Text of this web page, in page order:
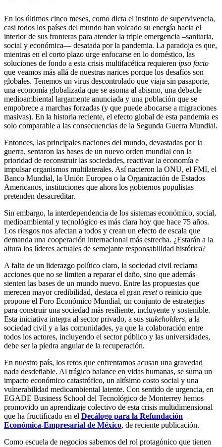
En los últimos cinco meses, como dicta el instinto de supervivencia,
casi todos los países del mundo han volcado su energía hacia el
interior de sus fronteras para atender la triple emergencia –sanitaria,
social y económica— desatada por la pandemia. La paradoja es que,
mientras en el corto plazo urge enfocarse en lo doméstico, las
soluciones de fondo a esta crisis multifacética requieren ipso facto
que veamos más allá de nuestras narices porque los desafíos son
globales. Tenemos un virus descontr­olado que viaja sin pasaporte,
una economía globalizada que se asoma al abismo, una debacle
medioambiental largamente anunciada y una población que se
empobrece a marchas forzadas (y que puede abocarse a migraciones
masivas). En la historia reciente, el efecto global de esta pandemia es
solo comparable a las consecuencias de la Segunda Guerra Mundial.
Entonces, las principales naciones del mundo, devastadas por la
guerra, sentaron las bases de un nuevo orden mundial con la
prioridad de reconstruir las sociedades, reactivar la economía e
impulsar organismos multilaterales. Así nacieron la ONU, el FMI, el
Banco Mundial, la Unión Europea o la Organización de Estados
Americanos, instituciones que ahora los gobiernos populistas
pretenden desacreditar.
Sin embargo, la interdependencia de los sistemas económico, social,
medioambiental y tecnológico es más clara hoy que hace 75 años.
Los riesgos nos afectan a todos y crean un efecto de escala que
demanda una cooperación internacional más estrecha. ¿Estarán a la
altura los líderes actuales de semejante responsabilidad histórica?
A falta de un liderazgo político claro, la sociedad civil reclama
acciones que no se limiten a reparar el daño, sino que además
sienten las bases de un mundo nuevo. Entre las propuestas que
merecen mayor credibilidad, destaca el gran reseto reinicio que
propone el Foro Económico Mundial, un conjunto de estrategias
para construir una sociedad más resiliente, incluyente y sostenible.
Esta iniciativa integra al sector privado, a sus stakeholders, a la
sociedad civil y a las comunidades, ya que la colaboración entre
todos los actores, incluyendo el sector público y las universidades,
debe ser la piedra angular de la recuperación.
En nuestro país, los retos que enfrentamos acusan una gravedad
nada desdeñable. Al trágico balance en vidas humanas, se suma un
impacto económico catastrófico, un altísimo costo social y una
vulnerabilidad medioambiental latente. Con sentido de urgencia, en
EGADE Business School del Tecnológico de Monterrey hemos
promovido un aprendizaje colectivo de esta crisis multidimensional
que ha fructificado en el Decálogo para la Refundación
Económica-Empresarial de México, de reciente publicación.
Como escuela de negocios sabemos del rol protagónico que tienen